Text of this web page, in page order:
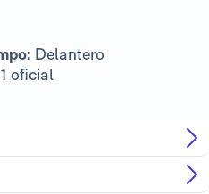
Delantero
oficial